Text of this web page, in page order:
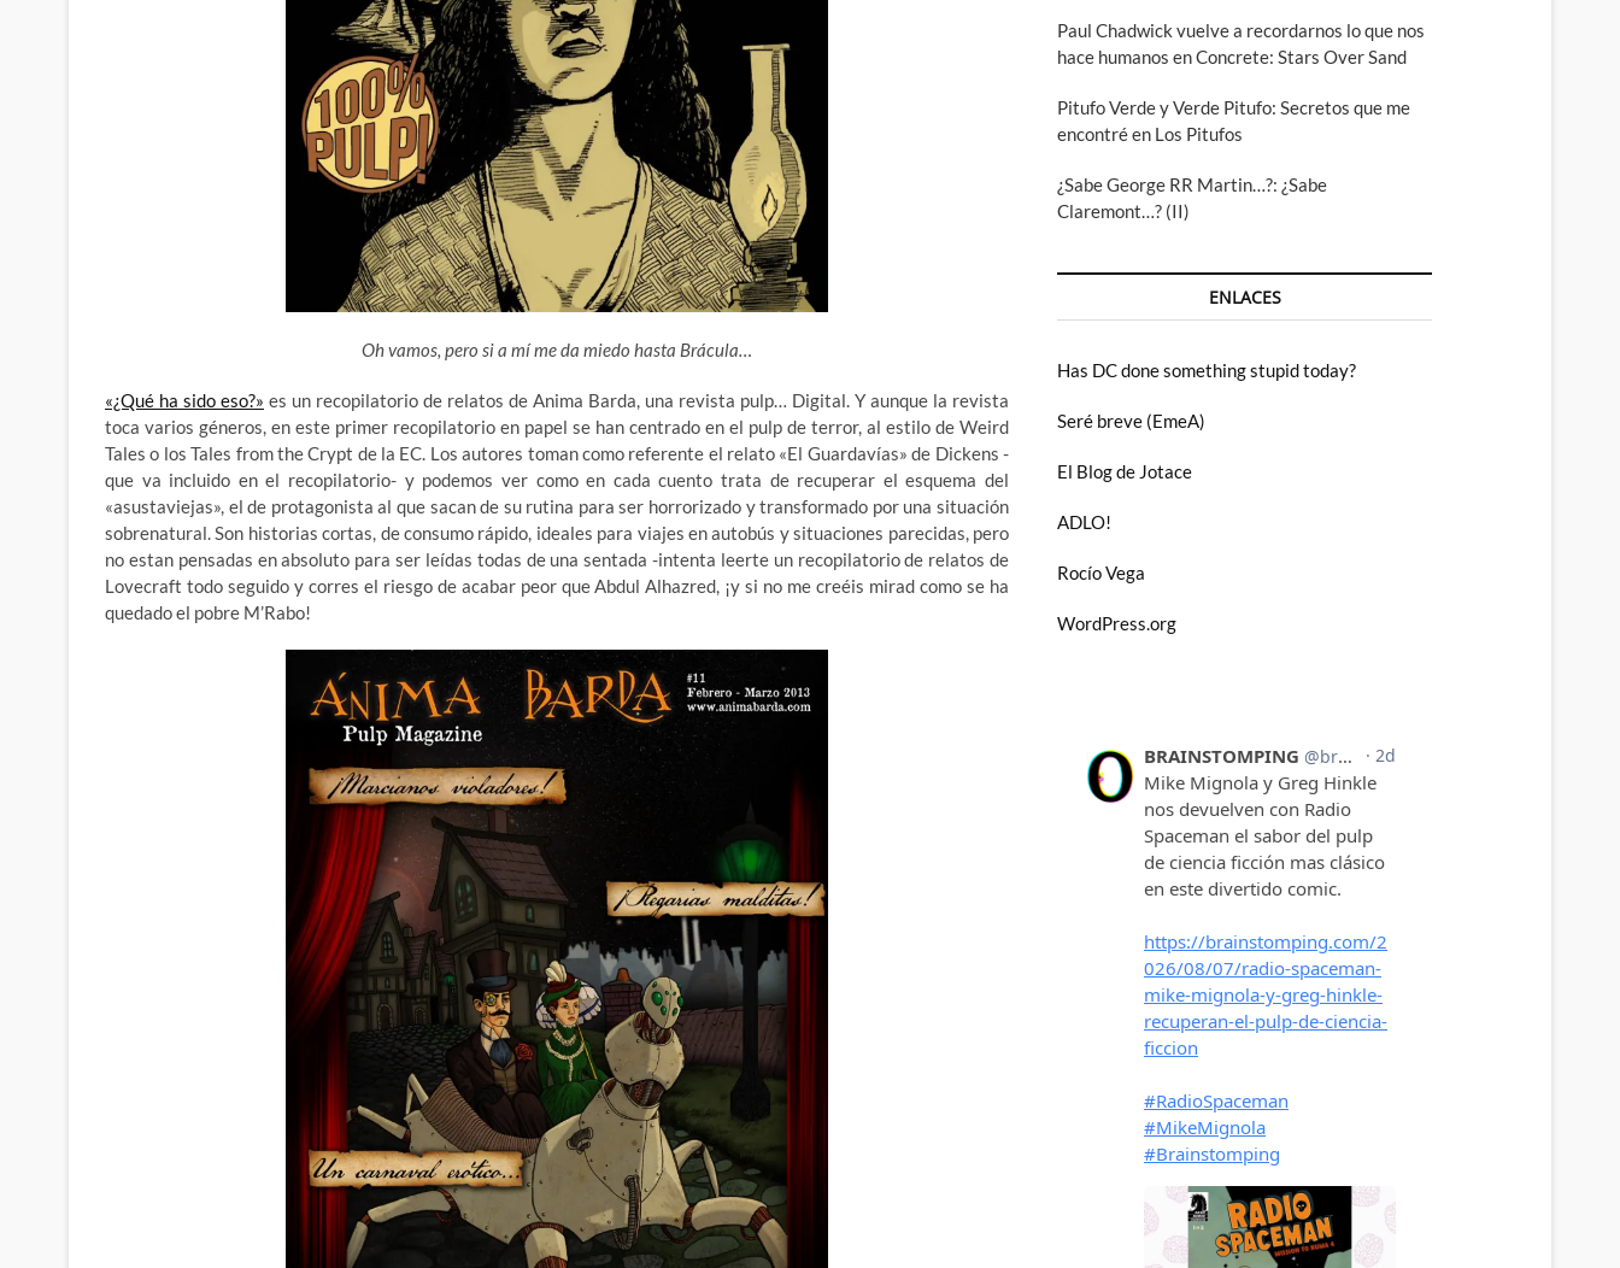
Oh vamos, pero si a mí me da miedo hasta Brácula…
«¿Qué ha sido eso?» es un recopilatorio de relatos de Anima Barda, una revista pulp… Digital. Y aunque la revista
toca varios géneros, en este primer recopilatorio en papel se han centrado en el pulp de terror, al estilo de Weird
Tales o los Tales from the Crypt de la EC. Los autores toman como referente el relato «El Guardavías» de Dickens -
que va incluido en el recopilatorio- y podemos ver como en cada cuento trata de recuperar el esquema del
«asustaviejas», el de protagonista al que sacan de su rutina para ser horrorizado y transformado por una situación
sobrenatural. Son historias cortas, de consumo rápido, ideales para viajes en autobús y situaciones parecidas, pero
no estan pensadas en absoluto para ser leídas todas de una sentada -intenta leerte un recopilatorio de relatos de
Lovecraft todo seguido y corres el riesgo de acabar peor que Abdul Alhazred, ¡y si no me creéis mirad como se ha
quedado el pobre M’Rabo!
Paul Chadwick vuelve a recordarnos lo que nos
hace humanos en Concrete: Stars Over Sand
Pitufo Verde y Verde Pitufo: Secretos que me
encontré en Los Pitufos
¿Sabe George RR Martin…?: ¿Sabe
Claremont…? (II)
ENLACES
Has DC done something stupid today?
Seré breve (EmeA)
El Blog de Jotace
ADLO!
Rocío Vega
WordPress.org